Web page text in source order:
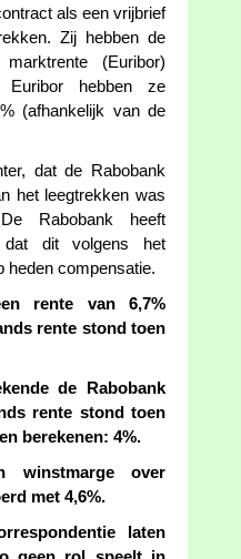
als een vrijbrief
Zij hebben de
(Euribor)
hebben ze
(afhankelijk van de
dat de Rabobank
het leegtrekken was
Rabobank heeft
dat dit volgens het
heden compensatie.
rente van 6,7%
rente stond toen
de Rabobank
rente stond toen
berekenen: 4%.
winstmarge over
met 4,6%.
laten